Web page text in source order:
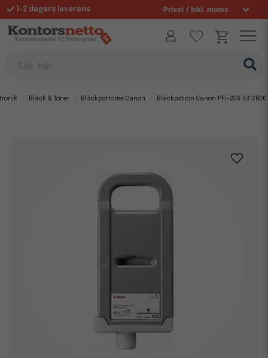
1-2 dagars leverans
Fri frakt över 995 kr
Bläck & Toner Bläckpatroner Canon Bläckpatron Canon PFI-206